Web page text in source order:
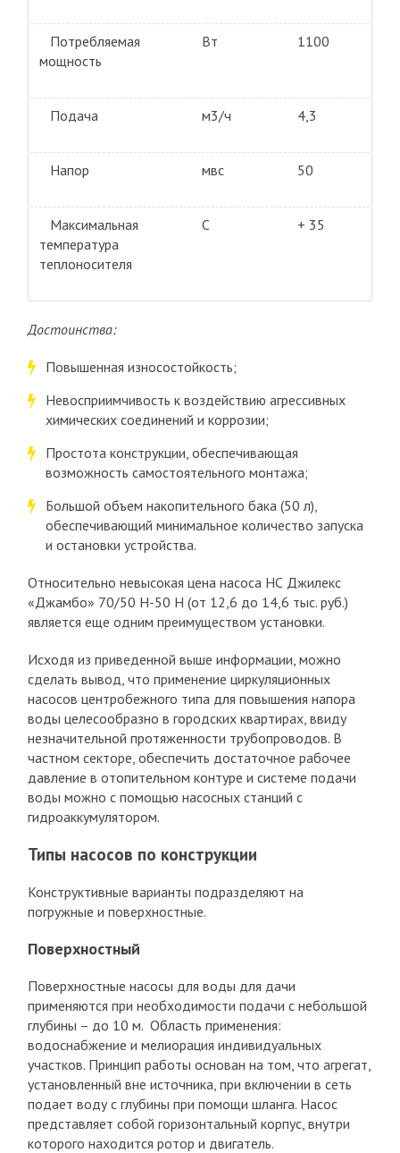
Потребляемая
мощность
Вт 1100
Подача м3/ч 4,3
Напор мвс 50
Максимальная
температура
теплоносителя
С + 35
Достоинства:
Повышенная износостойкость;
Невосприимчивость к воздействию агрессивных
химических соединений и коррозии;
Простота конструкции, обеспечивающая
возможность самостоятельного монтажа;
Большой объем накопительного бака (50 л),
обеспечивающий минимальное количество запуска
и остановки устройства.
Относительно невысокая цена насоса НС Джилекс
«Джамбо» 70/50 Н-50 Н (от 12,6 до 14,6 тыс. руб.)
является еще одним преимуществом установки.
Исходя из приведенной выше информации, можно
сделать вывод, что применение циркуляционных
насосов центробежного типа для повышения напора
воды целесообразно в городских квартирах, ввиду
незначительной протяженности трубопроводов. В
частном секторе, обеспечить достаточное рабочее
давление в отопительном контуре и системе подачи
воды можно с помощью насосных станций с
гидроаккумулятором.
Типы насосов по конструкции
Конструктивные варианты подразделяют на
погружные и поверхностные.
Поверхностный
Поверхностные насосы для воды для дачи
применяются при необходимости подачи с небольшой
глубины – до 10 м. Область применения:
водоснабжение и мелиорация индивидуальных
участков. Принцип работы основан на том, что агрегат,
установленный вне источника, при включении в сеть
подает воду с глубины при помощи шланга. Насос
представляет собой горизонтальный корпус, внутри
которого находится ротор и двигатель.